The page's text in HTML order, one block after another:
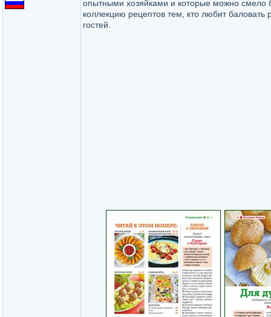
опытными хозяйками и которые можно смело
коллекцию рецептов тем, кто любит баловать
гостей.